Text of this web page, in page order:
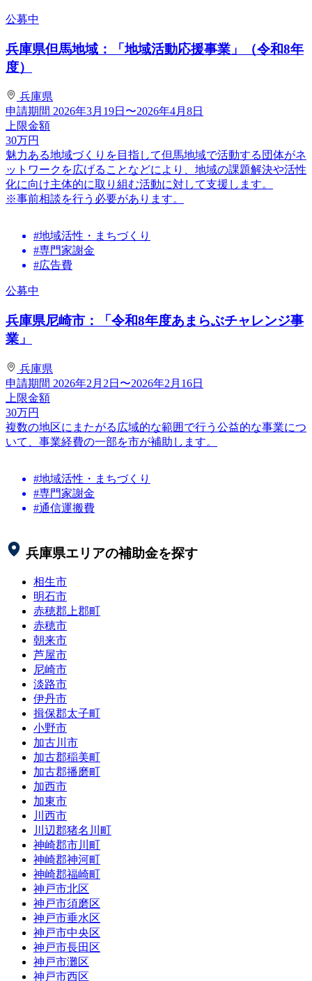
公募中
兵庫県但馬地域：「地域活動応援事業」（令和8年
度）
兵庫県
申請期間 2026年3月19日〜2026年4月8日
上限金額
30万円
魅力ある地域づくりを目指して但馬地域で活動する団体がネ
ットワークを広げることなどにより、地域の課題解決や活性
化に向け主体的に取り組む活動に対して支援します。
※事前相談を行う必要があります。
#地域活性・まちづくり
#専門家謝金
#広告費
公募中
兵庫県尼崎市：「令和8年度あまらぶチャレンジ事
業」
兵庫県
申請期間 2026年2月2日〜2026年2月16日
上限金額
30万円
複数の地区にまたがる広域的な範囲で行う公益的な事業につ
いて、事業経費の一部を市が補助します。
#地域活性・まちづくり
#専門家謝金
#通信運搬費
兵庫県エリアの補助金を探す
相生市
明石市
赤穂郡上郡町
赤穂市
朝来市
芦屋市
尼崎市
淡路市
伊丹市
揖保郡太子町
小野市
加古川市
加古郡稲美町
加古郡播磨町
加西市
加東市
川西市
川辺郡猪名川町
神崎郡市川町
神崎郡神河町
神崎郡福崎町
神戸市北区
神戸市須磨区
神戸市垂水区
神戸市中央区
神戸市長田区
神戸市灘区
神戸市西区